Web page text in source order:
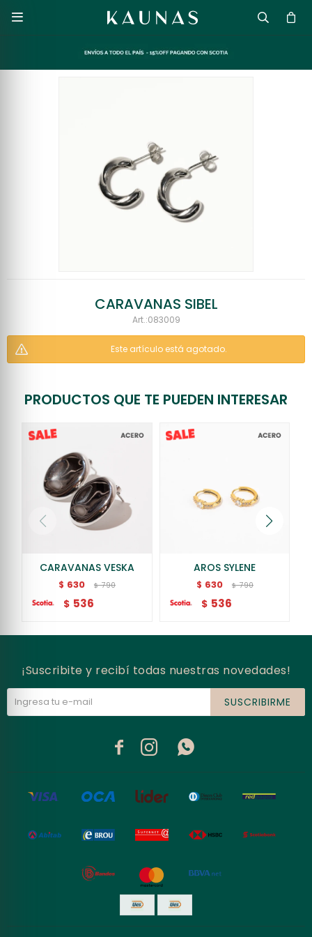

CARAVANAS SIBEL
083009
Este artículo está agotado.
PRODUCTOS QUE TE PUEDEN INTERESAR
CARAVANAS VESKA
$ 630 $ 790
$ 536
AROS SYLENE
$ 630 $ 790
$ 536
¡Suscribite y recibí todas nuestras novedades!
SUSCRIBIRME
  